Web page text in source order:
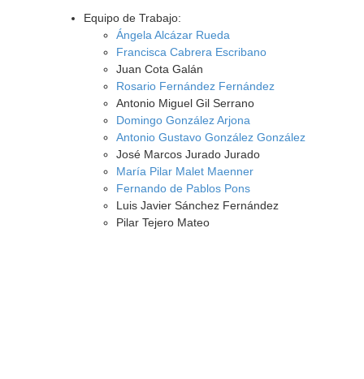
Equipo de Trabajo:
Ángela Alcázar Rueda
Francisca Cabrera Escribano
Juan Cota Galán
Rosario Fernández Fernández
Antonio Miguel Gil Serrano
Domingo González Arjona
Antonio Gustavo González González
José Marcos Jurado Jurado
María Pilar Malet Maenner
Fernando de Pablos Pons
Luis Javier Sánchez Fernández
Pilar Tejero Mateo